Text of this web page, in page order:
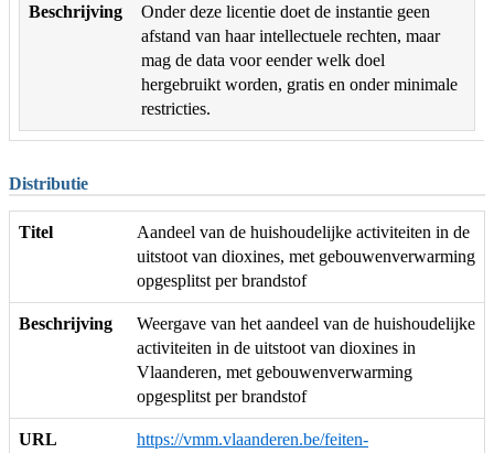
Beschrijving
Onder deze licentie doet de instantie geen
afstand van haar intellectuele rechten, maar
mag de data voor eender welk doel
hergebruikt worden, gratis en onder minimale
restricties.
Distributie
Titel
Aandeel van de huishoudelijke activiteiten in de
uitstoot van dioxines, met gebouwenverwarming
opgesplitst per brandstof
Beschrijving
Weergave van het aandeel van de huishoudelijke
activiteiten in de uitstoot van dioxines in
Vlaanderen, met gebouwenverwarming
opgesplitst per brandstof
URL
https://vmm.vlaanderen.be/feiten-